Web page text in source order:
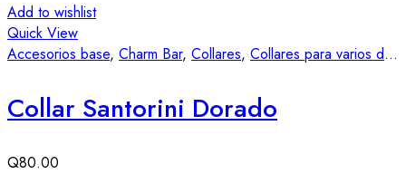
Add to wishlist
Quick View
Accesorios base, Charm Bar, Collares, Collares para varios dijes
Collar Santorini Dorado
Q80.00